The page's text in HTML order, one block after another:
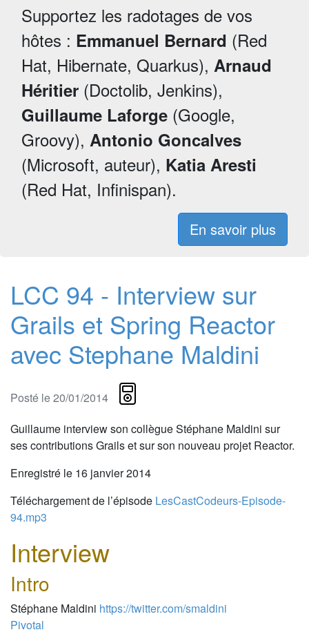
Supportez les radotages de vos
hôtes : Emmanuel Bernard (Red
Hat, Hibernate, Quarkus), Arnaud
Héritier (Doctolib, Jenkins),
Guillaume Laforge (Google,
Groovy), Antonio Goncalves
(Microsoft, auteur), Katia Aresti
(Red Hat, Infinispan).
En savoir plus
LCC 94 - Interview sur
Grails et Spring Reactor
avec Stephane Maldini
Posté le 20/01/2014
Guillaume interview son collègue Stéphane Maldini sur
ses contributions Grails et sur son nouveau projet Reactor.
Enregistré le 16 janvier 2014
Téléchargement de l’épisode LesCastCodeurs-Episode-
94.mp3
Interview
Intro
Stéphane Maldini https://twitter.com/smaldini
Pivotal